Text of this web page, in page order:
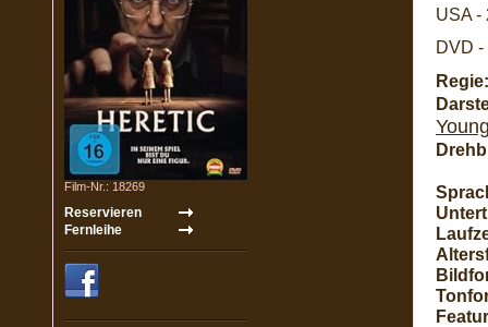
Film-Nr.: 18269
USA -
DVD -
Regie: